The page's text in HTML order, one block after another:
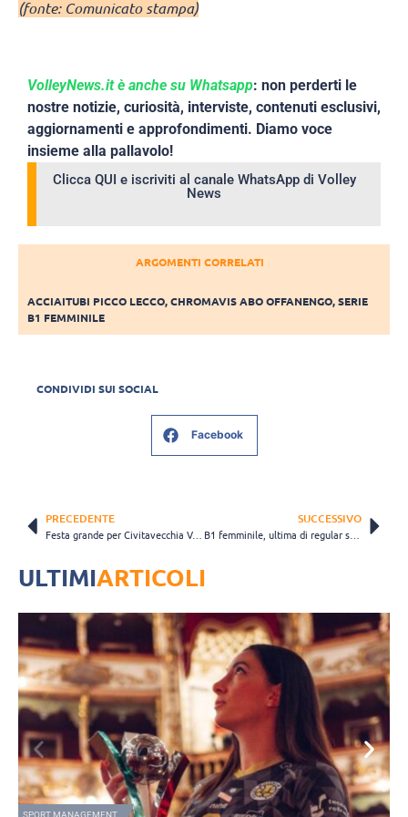
(fonte: Comunicato stampa)
VolleyNews.it è anche su Whatsapp: non perderti le
nostre notizie, curiosità, interviste, contenuti esclusivi,
aggiornamenti e approfondimenti. Diamo voce
insieme alla pallavolo!
Clicca QUI e iscriviti al canale WhatsApp di Volley
News
ARGOMENTI CORRELATI
ACCIAITUBI PICCO LECCO,CHROMAVIS ABO OFFANENGO,SERIE
B1 FEMMINILE
CONDIVIDI SUI SOCIAL
Facebook
PRECEDENTE
Festa grande per Civitavecchia Volley, promosso in Serie D con zero sconfitte
SUCCESSIVO
B1 femminile, ultima di regular season contro Ostiano per l’Emilbronzo 2000 Montale
ULTIMIARTICOLI
VOLLEY MERCATO